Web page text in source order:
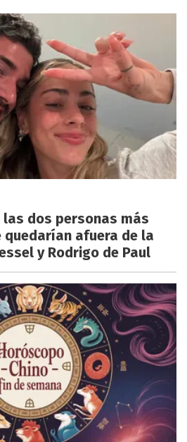
dos personas más
afuera de la
y Rodrigo de Paul